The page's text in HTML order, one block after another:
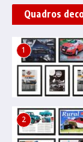
Quadros
1
2